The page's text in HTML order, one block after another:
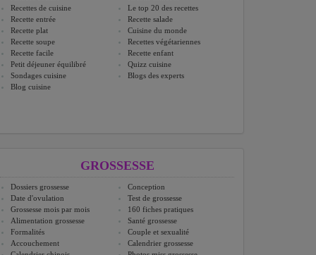
Recettes de cuisine
Le top 20 des recettes
Recette entrée
Recette salade
Recette plat
Cuisine du monde
Recette soupe
Recettes végétariennes
Recette facile
Recette enfant
Petit déjeuner équilibré
Quizz cuisine
Sondages cuisine
Blogs des experts
Blog cuisine
GROSSESSE
Dossiers grossesse
Conception
Date d'ovulation
Test de grossesse
Grossesse mois par mois
160 fiches pratiques
Alimentation grossesse
Santé grossesse
Formalités
Couple et sexualité
Accouchement
Calendrier grossesse